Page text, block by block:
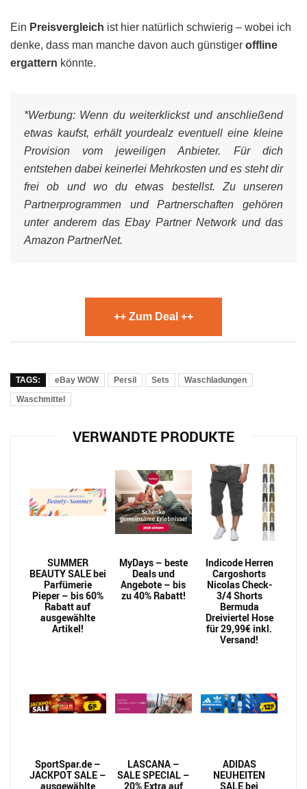
Ein Preisvergleich ist hier natürlich schwierig – wobei ich
denke, dass man manche davon auch günstiger offline
ergattern könnte.
*Werbung: Wenn du weiterklickst und anschließend
etwas kaufst, erhält yourdealz eventuell eine kleine
Provision vom jeweiligen Anbieter. Für dich
entstehen dabei keinerlei Mehrkosten und es steht dir
frei ob und wo du etwas bestellst. Zu unseren
Partnerprogrammen und Partnerschaften gehören
unter anderem das Ebay Partner Network und das
Amazon PartnerNet.
++ Zum Deal ++
TAGS: eBay WOW Persil Sets
Waschladungen
Waschmittel
VERWANDTE PRODUKTE
SUMMER
BEAUTY SALE bei
Parfümerie
Pieper – bis 60%
Rabatt auf
ausgewählte
Artikel!
MyDays – beste
Deals und
Angebote – bis
zu 40% Rabatt!
Indicode Herren
Cargoshorts
Nicolas Check-
3/4 Shorts
Bermuda
Dreiviertel Hose
für 29,99€ inkl.
Versand!
SportSpar.de –
JACKPOT SALE –
ausgewählte
LASCANA –
SALE SPECIAL –
20% Extra auf
ADIDAS
NEUHEITEN
SALE bei